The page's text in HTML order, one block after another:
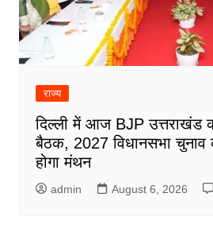
राज्य
दिल्ली में आज BJP उत्तराखंड
बैठक, 2027 विधानसभा चुनाव
होगा मंथन
admin August 6, 2026